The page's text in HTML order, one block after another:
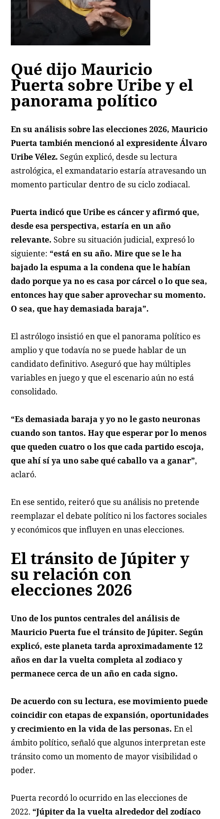
Qué dijo Mauricio
Puerta sobre Uribe y el
panorama político
En su análisis sobre las elecciones 2026, Mauricio
Puerta también mencionó al expresidente Álvaro
Uribe Vélez. Según explicó, desde su lectura
astrológica, el exmandatario estaría atravesando un
momento particular dentro de su ciclo zodiacal.
Puerta indicó que Uribe es cáncer y afirmó que,
desde esa perspectiva, estaría en un año
relevante. Sobre su situación judicial, expresó lo
siguiente: “está en su año. Mire que se le ha
bajado la espuma a la condena que le habían
dado porque ya no es casa por cárcel o lo que sea,
entonces hay que saber aprovechar su momento.
O sea, que hay demasiada baraja”.
El astrólogo insistió en que el panorama político es
amplio y que todavía no se puede hablar de un
candidato definitivo. Aseguró que hay múltiples
variables en juego y que el escenario aún no está
consolidado.
“Es demasiada baraja y yo no le gasto neuronas
cuando son tantos. Hay que esperar por lo menos
que queden cuatro o los que cada partido escoja,
que ahí sí ya uno sabe qué caballo va a ganar”,
aclaró.
En ese sentido, reiteró que su análisis no pretende
reemplazar el debate político ni los factores sociales
y económicos que influyen en unas elecciones.
El tránsito de Júpiter y
su relación con
elecciones 2026
Uno de los puntos centrales del análisis de
Mauricio Puerta fue el tránsito de Júpiter. Según
explicó, este planeta tarda aproximadamente 12
años en dar la vuelta completa al zodiaco y
permanece cerca de un año en cada signo.
De acuerdo con su lectura, ese movimiento puede
coincidir con etapas de expansión, oportunidades
y crecimiento en la vida de las personas.En el
ámbito político, señaló que algunos interpretan este
tránsito como un momento de mayor visibilidad o
poder.
Puerta recordó lo ocurrido en las elecciones de
2022. “Júpiter da la vuelta alrededor del zodíaco